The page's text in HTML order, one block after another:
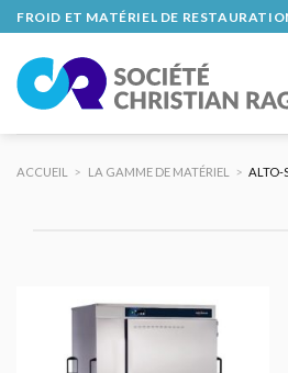
Skip
to
content
FROID ET MATÉRIEL DE
ACCUEIL > LA GAMME DE MATÉRIEL > ALTO-
AU DEVIS